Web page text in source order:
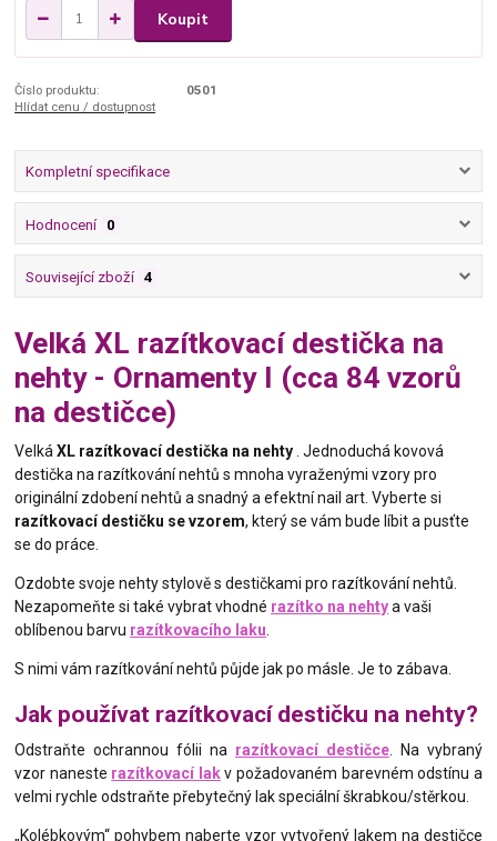
Koupit
Číslo produktu:
0501
Hlídat cenu / dostupnost
Kompletní specifikace
Hodnocení 0
Související zboží 4
Velká XL razítkovací destička na
nehty - Ornamenty I (cca 84 vzorů
na destičce)
VelkáXL razítkovací destička na nehty . Jednoduchá kovová
destička na razítkování nehtů s mnoha vyraženými vzory pro
originální zdobení nehtů a snadný a efektní nail art. Vyberte si
razítkovací destičku se vzorem, který se vám bude líbit a pusťte
se do práce.
Ozdobte svoje nehty stylově s destičkami pro razítkování nehtů.
Nezapomeňte si také vybrat vhodné razítko na nehtya vaši
oblíbenou barvu razítkovacího laku
S nimi vám razítkování nehtů půjde jak po másle. Je to zábava.
Jak používat razítkovací destičku na nehty?
Odstraňte ochrannou fólii na razítkovací destičce. Na vybraný
vzor naneste razítkovací lakv požadovaném barevném odstínu a
velmi rychle odstraňte přebytečný lak speciální škrabkou/stěrkou.
„Kolébkovým“ pohybem naberte vzor vytvořený lakem na destičce